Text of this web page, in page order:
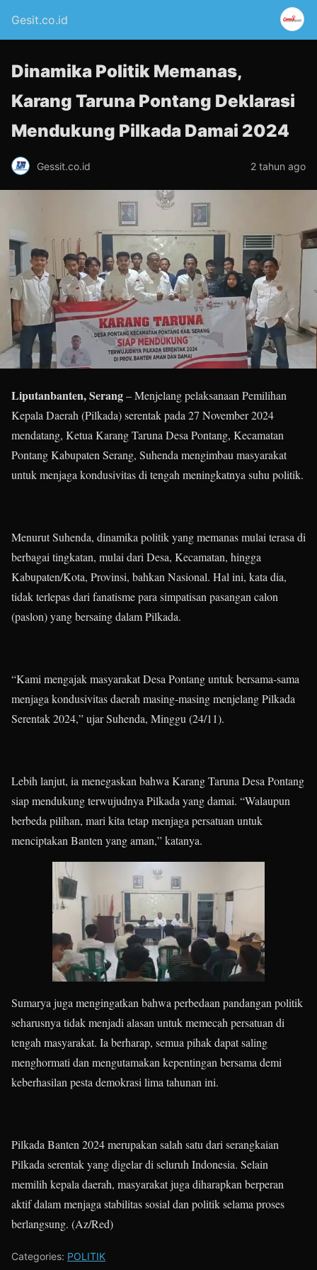
Gesit.co.id
Dinamika Politik Memanas,
Karang Taruna Pontang Deklarasi
Mendukung Pilkada Damai 2024
Gessit.co.id 2 tahun ago
Liputanbanten, Serang– Menjelang pelaksanaan Pemilihan
Kepala Daerah (Pilkada) serentak pada 27 November 2024
mendatang, Ketua Karang Taruna Desa Pontang, Kecamatan
Pontang Kabupaten Serang, Suhenda mengimbau masyarakat
untuk menjaga kondusivitas di tengah meningkatnya suhu politik.
Menurut Suhenda, dinamika politik yang memanas mulai terasa di
berbagai tingkatan, mulai dari Desa, Kecamatan, hingga
Kabupaten/Kota, Provinsi, bahkan Nasional. Hal ini, kata dia,
tidak terlepas dari fanatisme para simpatisan pasangan calon
(paslon) yang bersaing dalam Pilkada.
“Kami mengajak masyarakat Desa Pontang untuk bersama-sama
menjaga kondusivitas daerah masing-masing menjelang Pilkada
Serentak 2024,” ujar Suhenda, Minggu (24/11).
Lebih lanjut, ia menegaskan bahwa Karang Taruna Desa Pontang
siap mendukung terwujudnya Pilkada yang damai. “Walaupun
berbeda pilihan, mari kita tetap menjaga persatuan untuk
menciptakan Banten yang aman,” katanya.
Sumarya juga mengingatkan bahwa perbedaan pandangan politik
seharusnya tidak menjadi alasan untuk memecah persatuan di
tengah masyarakat. Ia berharap, semua pihak dapat saling
menghormati dan mengutamakan kepentingan bersama demi
keberhasilan pesta demokrasi lima tahunan ini.
Pilkada Banten 2024 merupakan salah satu dari serangkaian
Pilkada serentak yang digelar di seluruh Indonesia. Selain
memilih kepala daerah, masyarakat juga diharapkan berperan
aktif dalam menjaga stabilitas sosial dan politik selama proses
berlangsung. (Az/Red)
Categories: POLITIK